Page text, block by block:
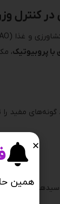
کنترل
با پروبیوتیک،
همین